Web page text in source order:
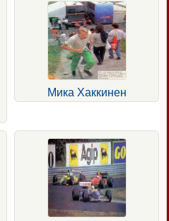
Мика Хаккинен